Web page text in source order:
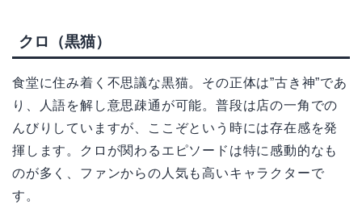
クロ（黒猫）
食堂に住み着く不思議な黒猫。その正体は”古き神”であ
り、人語を解し意思疎通が可能。普段は店の一角での
んびりしていますが、ここぞという時には存在感を発
揮します。クロが関わるエピソードは特に感動的なも
のが多く、ファンからの人気も高いキャラクターで
す。